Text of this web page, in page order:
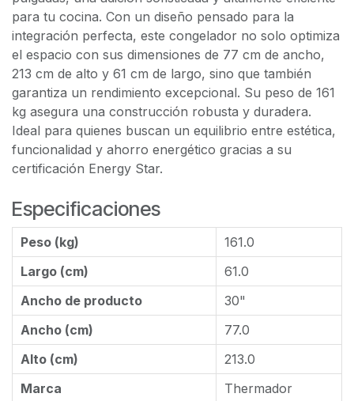
para tu cocina. Con un diseño pensado para la
integración perfecta, este congelador no solo optimiza
el espacio con sus dimensiones de 77 cm de ancho,
213 cm de alto y 61 cm de largo, sino que también
garantiza un rendimiento excepcional. Su peso de 161
kg asegura una construcción robusta y duradera.
Ideal para quienes buscan un equilibrio entre estética,
funcionalidad y ahorro energético gracias a su
certificación Energy Star.
Especificaciones
Peso (kg)
161.0
Largo (cm)
61.0
Ancho de producto
30"
Ancho (cm)
77.0
Alto (cm)
213.0
Marca
Thermador